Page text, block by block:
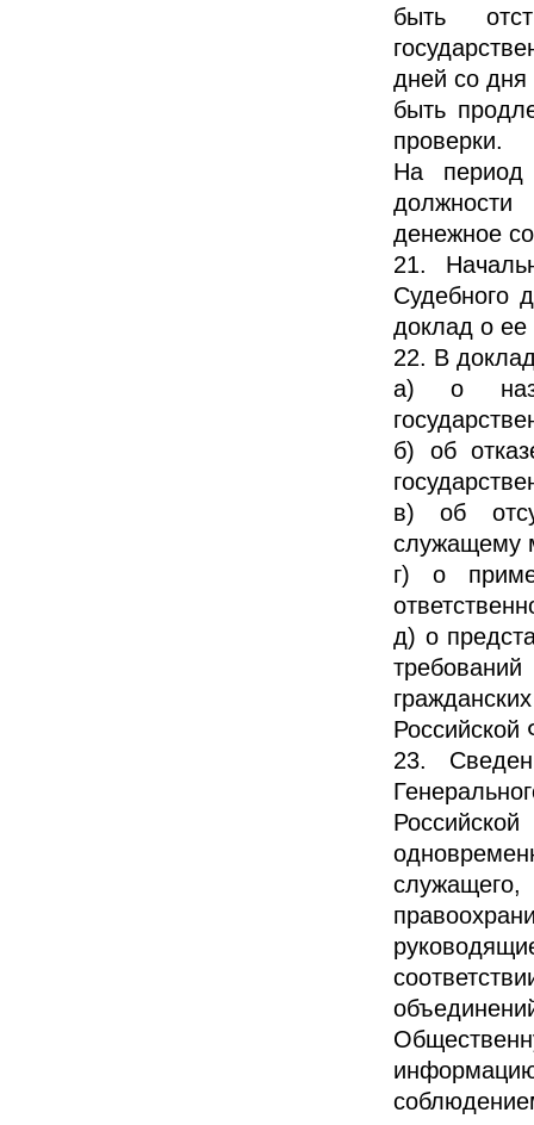
быть
дней со дня
быть
проверки.
На период
денежное
21.
Судебного
доклад о ее
22. В
а) о
б) об
в) об
служащему
г) о
д) о
Российской
23.